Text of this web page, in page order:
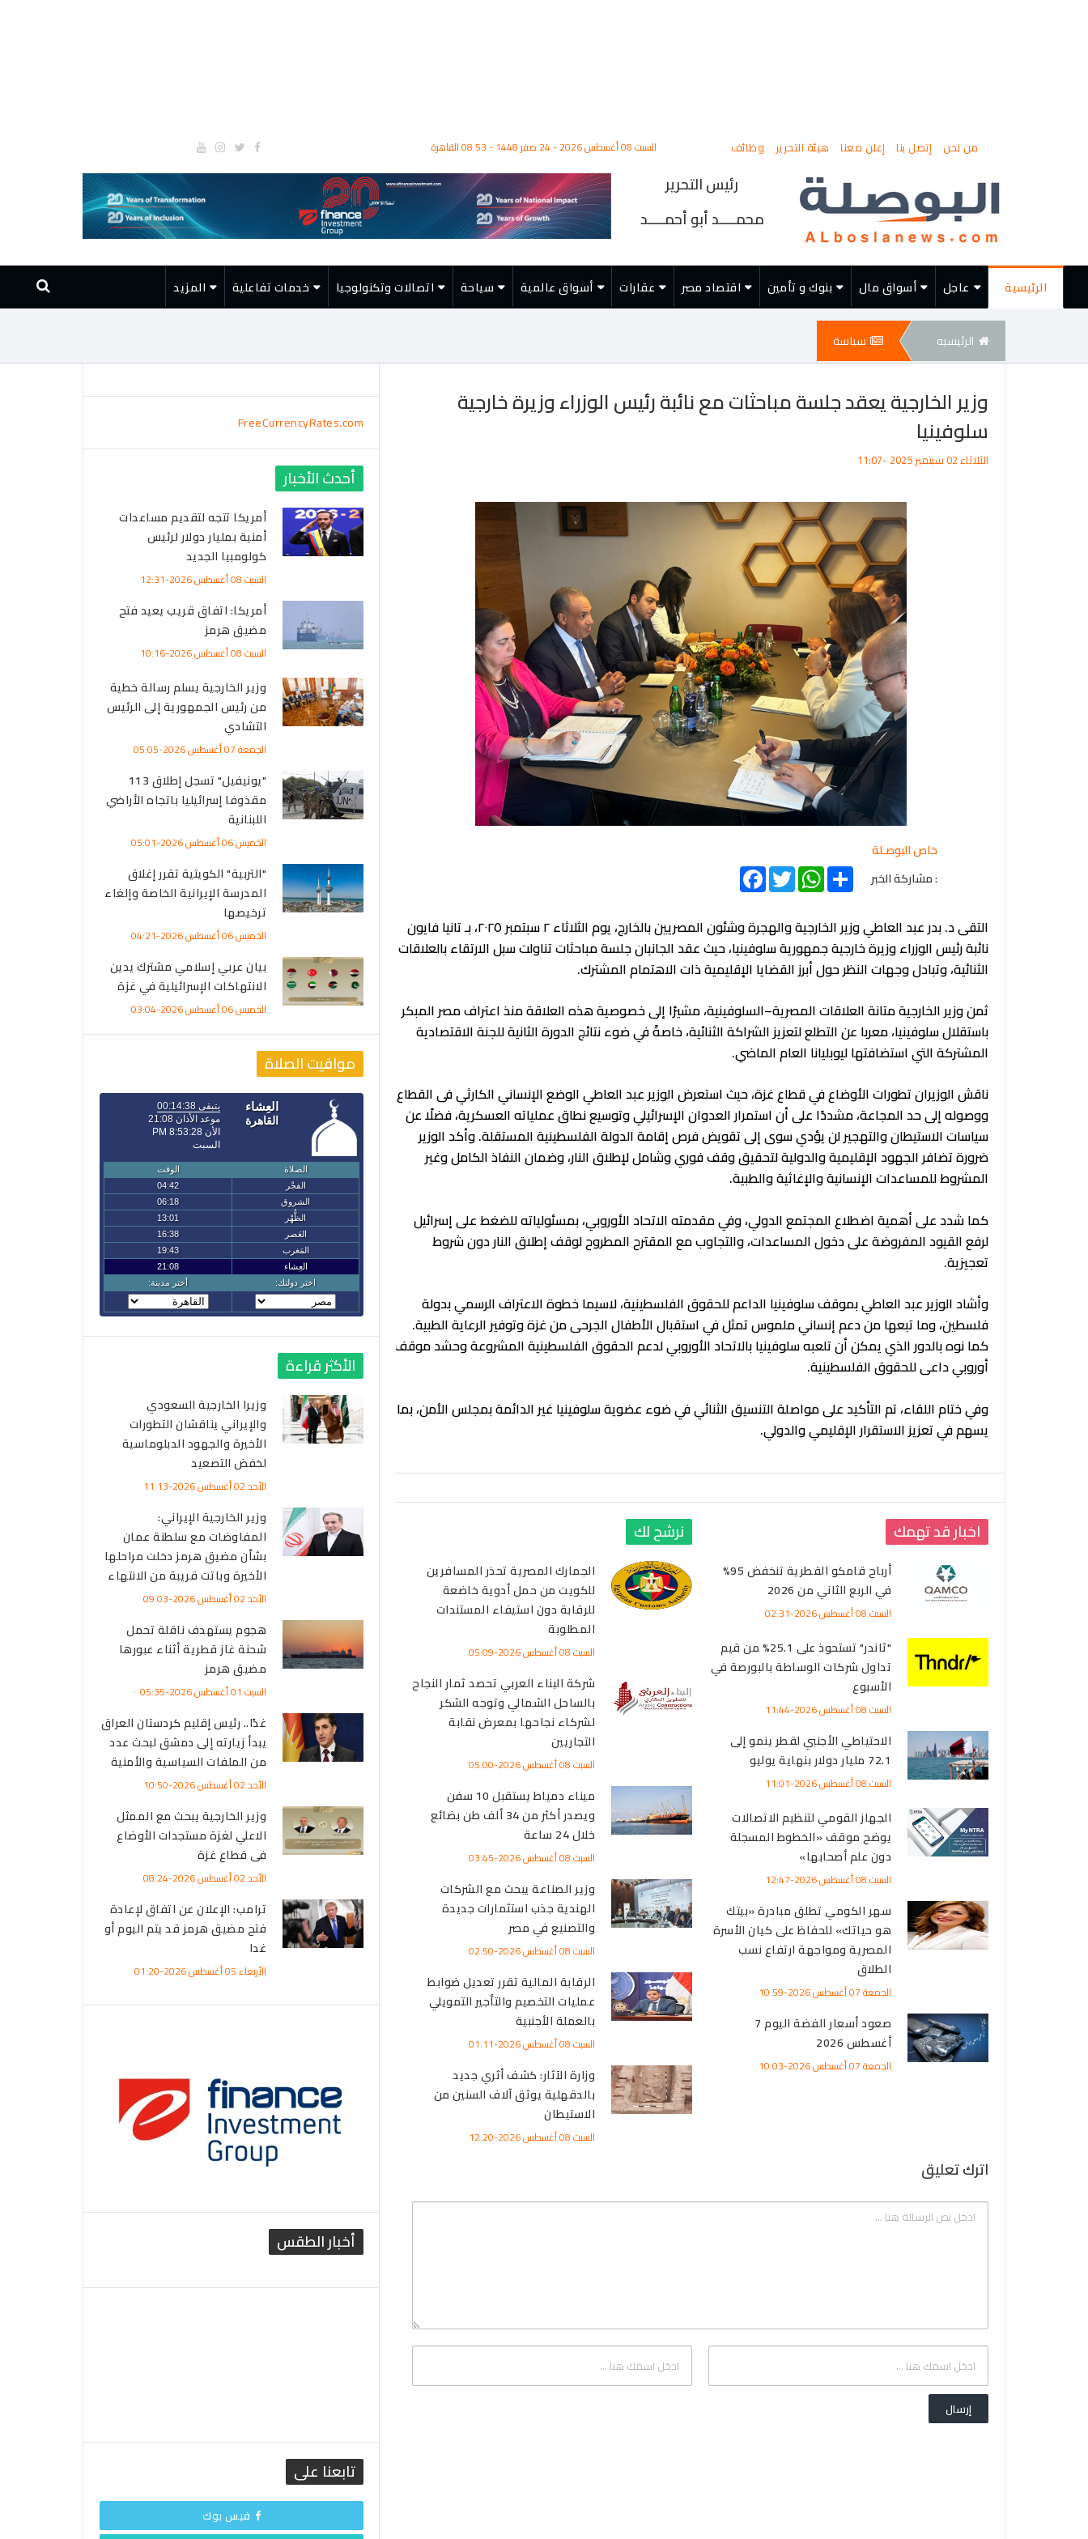
من نحن إتصل بنا إعلن معنا هيئة التحرير وظائف السبت 08 أغسطس 2026 - 24 صفر 1448 - 08:53 القاهرة
رئيس التحرير
محمــــد أبو أحمــــد
الرئيسية عاجل أسواق مال بنوك و تأمين اقتصاد مصر عقارات أسواق عالمية سياحة اتصالات وتكنولوجيا خدمات تفاعلية المزيد
الرئيسيه سياسة
وزير الخارجية يعقد جلسة مباحثات مع نائبة رئيس الوزراء وزيرة خارجية
سلوفينيا
الثلاثاء 02 سبتمبر 2025 -11:07
خاص البوصـلة
: مشاركة الخبر
FacebookTwitter
WhatsAppShare
التقى د. بدر عبد العاطي وزير الخارجية والهجرة وشئون المصريين بالخارج، يوم الثلاثاء ٢ سبتمبر ٢٠٢٥، بـ تانيا فايون
نائبة رئيس الوزراء وزيرة خارجية جمهورية سلوفينيا، حيث عقد الجانبان جلسة مباحثات تناولت سبل الارتقاء بالعلاقات
الثنائية، وتبادل وجهات النظر حول أبرز القضايا الإقليمية ذات الاهتمام المشترك.
ثمن وزير الخارجية متانة العلاقات المصرية–السلوفينية، مشيرًا إلى خصوصية هذه العلاقة منذ اعتراف مصر المبكر
باستقلال سلوفينيا، معربا عن التطلع لتعزيز الشراكة الثنائية، خاصةً في ضوء نتائج الدورة الثانية للجنة الاقتصادية
المشتركة التي استضافتها ليوبليانا العام الماضي.
ناقش الوزيران تطورات الأوضاع في قطاع غزة، حيث استعرض الوزير عبد العاطي الوضع الإنساني الكارثي فى القطاع
ووصوله إلى حد المجاعة، مشددًا على أن استمرار العدوان الإسرائيلي وتوسيع نطاق عملياته العسكرية، فضلًا عن
سياسات الاستيطان والتهجير لن يؤدي سوى إلى تقويض فرص إقامة الدولة الفلسطينية المستقلة. وأكد الوزير
ضرورة تضافر الجهود الإقليمية والدولية لتحقيق وقف فوري وشامل لإطلاق النار، وضمان النفاذ الكامل وغير
المشروط للمساعدات الإنسانية والإغاثية والطبية.
كما شدد على أهمية اضطلاع المجتمع الدولي، وفي مقدمته الاتحاد الأوروبي، بمسئولياته للضغط على إسرائيل
لرفع القيود المفروضة على دخول المساعدات، والتجاوب مع المقترح المطروح لوقف إطلاق النار دون شروط
تعجيزية.
وأشاد الوزير عبد العاطي بموقف سلوفينيا الداعم للحقوق الفلسطينية، لاسيما خطوة الاعتراف الرسمي بدولة
فلسطين، وما تبعها من دعم إنساني ملموس تمثل في استقبال الأطفال الجرحى من غزة وتوفير الرعاية الطبية.
كما نوه بالدور الذي يمكن أن تلعبه سلوفينيا بالاتحاد الأوروبي لدعم الحقوق الفلسطينية المشروعة وحشد موقف
أوروبي داعى للحقوق الفلسطينية.
وفي ختام اللقاء، تم التأكيد على مواصلة التنسيق الثنائي في ضوء عضوية سلوفينيا غير الدائمة بمجلس الأمن، بما
يسهم في تعزيز الاستقرار الإقليمي والدولي.
اخبار قد تهمك
أرباح قامكو القطرية تنخفض 95%
في الربع الثاني من 2026
السبت 08 أغسطس 2026-02:31
"ثاندر" تستحوذ على 25.1% من قيم
تداول شركات الوساطة بالبورصة في
الأسبوع
السبت 08 أغسطس 2026-11:44
الاحتياطي الأجنبي لقطر ينمو إلى
72.1 مليار دولار بنهاية يوليو
السبت 08 أغسطس 2026-11:01
الجهاز القومي لتنظيم الاتصالات
يوضح موقف «الخطوط المسجلة
دون علم أصحابها»
السبت 08 أغسطس 2026-12:47
سهر الكومي تطلق مبادرة «بيتك
هو حياتك» للحفاظ على كيان الأسرة
المصرية ومواجهة ارتفاع نسب
الطلاق
الجمعة 07 أغسطس 2026-10:59
صعود أسعار الفضة اليوم 7
أغسطس 2026
الجمعة 07 أغسطس 2026-10:03
نرشح لك
الجمارك المصرية تحذر المسافرين
للكويت من حمل أدوية خاضعة
للرقابة دون استيفاء المستندات
المطلوبة
السبت 08 أغسطس 2026-05:09
شركة البناء العربي تحصد ثمار النجاح
بالساحل الشمالي وتوجه الشكر
لشركاء نجاحها بمعرض نقابة
التجاريين
السبت 08 أغسطس 2026-05:00
ميناء دمياط يستقبل 10 سفن
ويصدر أكثر من 34 ألف طن بضائع
خلال 24 ساعة
السبت 08 أغسطس 2026-03:45
وزير الصناعة يبحث مع الشركات
الهندية جذب استثمارات جديدة
والتصنيع في مصر
السبت 08 أغسطس 2026-02:50
الرقابة المالية تقرر تعديل ضوابط
عمليات التخصيم والتأجير التمويلي
بالعملة الأجنبية
السبت 08 أغسطس 2026-01:11
وزارة الآثار: كشف أثري جديد
بالدقهلية يوثق آلاف السنين من
الاستيطان
السبت 08 أغسطس 2026-12:20
اترك تعليق
FreeCurrencyRates.com
أحدث الأخبار
أمريكا تتجه لتقديم مساعدات
أمنية بمليار دولار لرئيس
كولومبيا الجديد
السبت 08 أغسطس 2026-12:31
أمريكا: اتفاق قريب يعيد فتح
مضيق هرمز
السبت 08 أغسطس 2026-10:16
وزير الخارجية يسلم رسالة خطية
من رئيس الجمهورية إلى الرئيس
التشادي
الجمعة 07 أغسطس 2026-05:05
"يونيفيل" تسجل إطلاق 113
مقذوفا إسرائيليا باتجاه الأراضي
اللبنانية
الخميس 06 أغسطس 2026-05:01
"التربية" الكويتية تقرر إغلاق
المدرسة الإيرانية الخاصة وإلغاء
ترخيصها
الخميس 06 أغسطس 2026-04:21
بيان عربي إسلامي مشترك يدين
الانتهاكات الإسرائيلية في غزة
الخميس 06 أغسطس 2026-03:04
مواقيت الصلاة
الأكثر قراءة
وزيرا الخارجية السعودي
والإيراني يناقشان التطورات
الأخيرة والجهود الدبلوماسية
لخفض التصعيد
الأحد 02 أغسطس 2026-11:13
وزير الخارجية الإيراني:
المفاوضات مع سلطنة عمان
بشأن مضيق هرمز دخلت مراحلها
الأخيرة وباتت قريبة من الانتهاء
الأحد 02 أغسطس 2026-09:03
هجوم يستهدف ناقلة تحمل
شحنة غاز قطرية أثناء عبورها
مضيق هرمز
السبت 01 أغسطس 2026-05:35
غدًا.. رئيس إقليم كردستان العراق
يبدأ زيارته إلى دمشق لبحث عدد
من الملفات السياسية والأمنية
الأحد 02 أغسطس 2026-10:50
وزير الخارجية يبحث مع الممثل
الاعلي لغزة مستجدات الأوضاع
فى قطاع غزة
الأحد 02 أغسطس 2026-08:24
ترامب: الإعلان عن اتفاق لإعادة
فتح مضيق هرمز قد يتم اليوم أو
غدا
الأربعاء 05 أغسطس 2026-01:20
أخبار الطقس
تابعنا على
فيس بوك